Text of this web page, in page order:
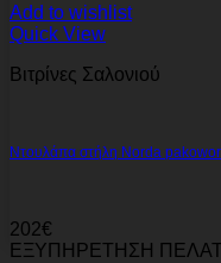
Add to wishlist
Quick View
Βιτρίνες Σαλονιού
Ντουλάπα στήλη Norda
202€
ΕΞΥΠΗΡΕΤΗΣΗ